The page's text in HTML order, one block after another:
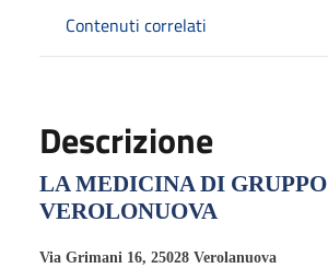
Contenuti correlati
Descrizione
LA MEDICINA DI GRUPPO
VEROLONUOVA
Via Grimani 16, 25028 Verolanuova